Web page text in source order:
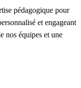
pédagogique pour
et engageant
nos équipes et une